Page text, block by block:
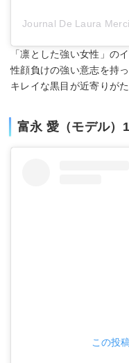
「凛とした強い女性」の
性顔負けの強い意志を持
キレイな黒目が近寄りが
富永 愛（モデル）
この投